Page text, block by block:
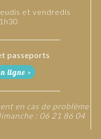
et vendredis
passeports
ligne >
en cas de problème
: 06 21 86 04